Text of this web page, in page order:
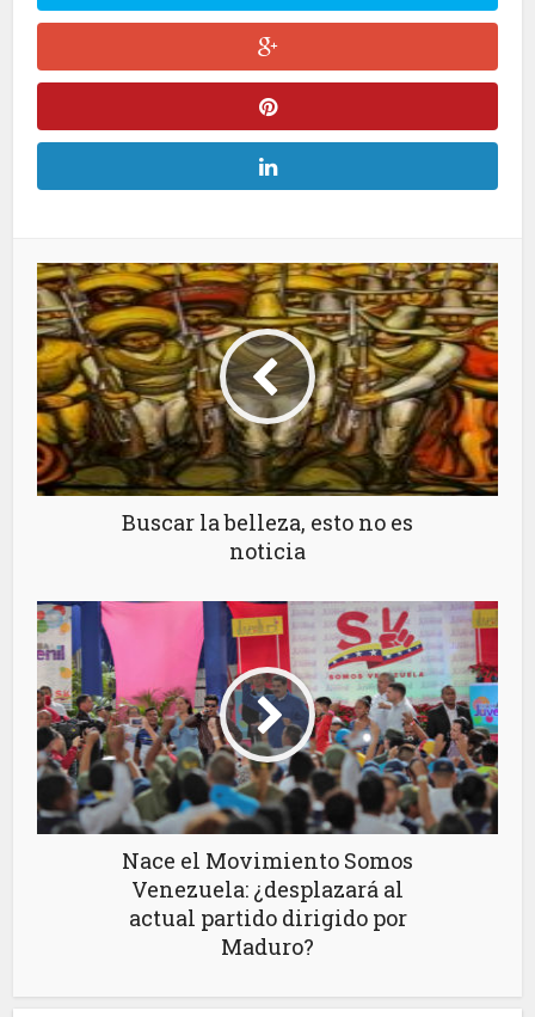
Buscar la belleza, esto no es
noticia
Nace el Movimiento Somos
Venezuela: ¿desplazará al
actual partido dirigido por
Maduro?